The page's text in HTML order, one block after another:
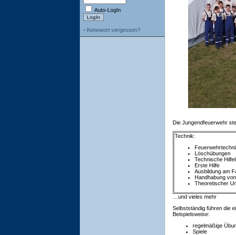
Auto-LogIn
- Kennwort vergessen?
Die Jungendfeuerwehr
Technik:
Löschübungen
Technische
Erste Hilfe
Ausbildung am
Handhabung
Theoretischer
…und vieles mehr
Selbstständig führen die
Beispielsweise:
regelmäßige
Spiele